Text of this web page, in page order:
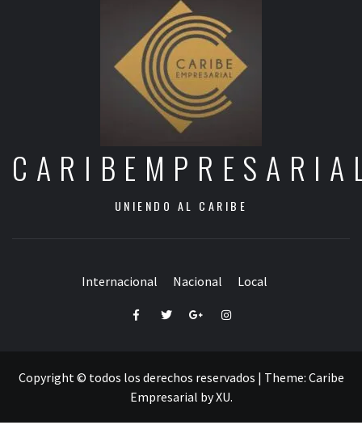
UNIENDO AL CARIBE
Internacional Nacional Local
FacebookTwitterGoogle+Instagram
Copyright © todos los derechos reservados | Theme: Caribe
Empresarial byXU.